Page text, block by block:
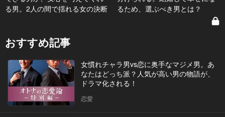
る男。2人の間で揺れる女の決断
るため、選ぶべき男とは？
おすすめ記事
女慣れチャラ男vs恋に奥手なマジメ男。あ
なたはどっち派？人気が高い男の物語が、
ドラマ化される！
恋愛